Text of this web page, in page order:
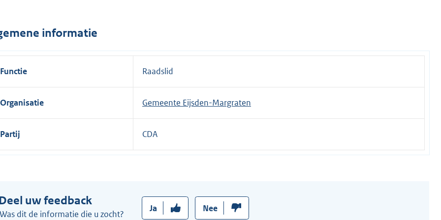
l
n
:
informatie
Functie Raadslid
Organisatie Gemeente Eijsden-Margraten
Partij CDA
uw feedback
Was dit de informatie die u zocht?
Ja Nee